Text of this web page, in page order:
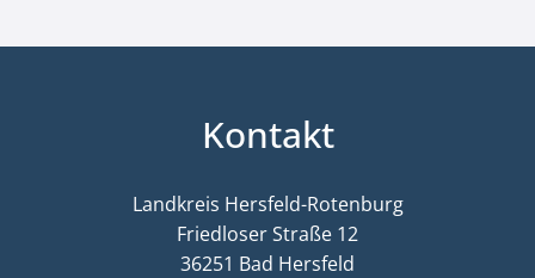
Kontakt
Landkreis Hersfeld-Rotenburg
Friedloser Straße 12
36251 Bad Hersfeld